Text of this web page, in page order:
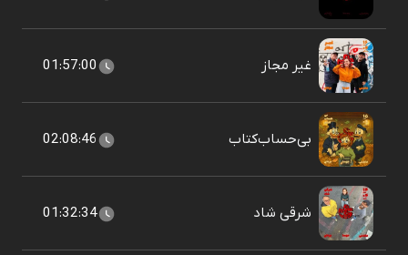
غیر مجاز 01:57:00
بی‌حساب‌کتاب 02:08:46
شرقی شاد 01:32:34